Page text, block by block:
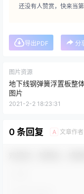
还没有人赞赏，快来当第
导出PDF 分
图片资源
地下线钢弹簧浮置板整
图片
2021-2-2 18:23:31
0 条回复 A 文章作者